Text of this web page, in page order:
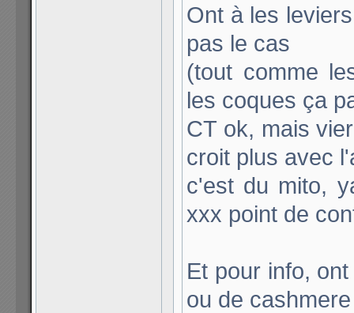
Ont à les
pas le cas
(tout comme
les coques ça
CT ok, mais
croit plus avec
c'est du mito,
xxx point de
Et pour info,
ou de